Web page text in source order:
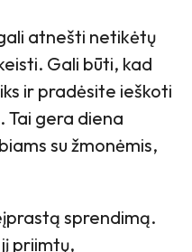
atnešti netikėtų
Gali būti, kad
ir pradėsite ieškoti
Tai gera diena
su žmonėmis,
sprendimą.
priimtų,